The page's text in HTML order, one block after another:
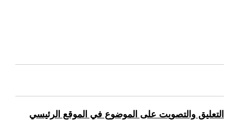
التعليق والتصويت على الموضوع في الموقع الرئيسي